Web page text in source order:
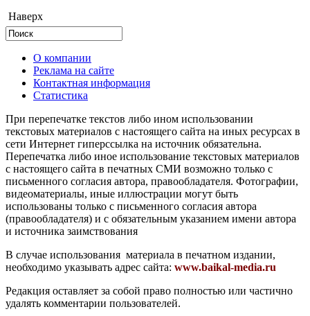
Наверх
О компании
Реклама на сайте
Контактная информация
Статистика
При перепечатке текстов либо ином использовании
текстовых материалов с настоящего сайта на иных ресурсах в
сети Интернет гиперссылка на источник обязательна.
Перепечатка либо иное использование текстовых материалов
с настоящего сайта в печатных СМИ возможно только с
письменного согласия автора, правообладателя. Фотографии,
видеоматериалы, иные иллюстрации могут быть
использованы только с письменного согласия автора
(правообладателя) и с обязательным указанием имени автора
и источника заимствования
В случае использования материала в печатном издании,
необходимо указывать адрес сайта: www.baikal-media.ru
Редакция оставляет за собой право полностью или частично
удалять комментарии пользователей.